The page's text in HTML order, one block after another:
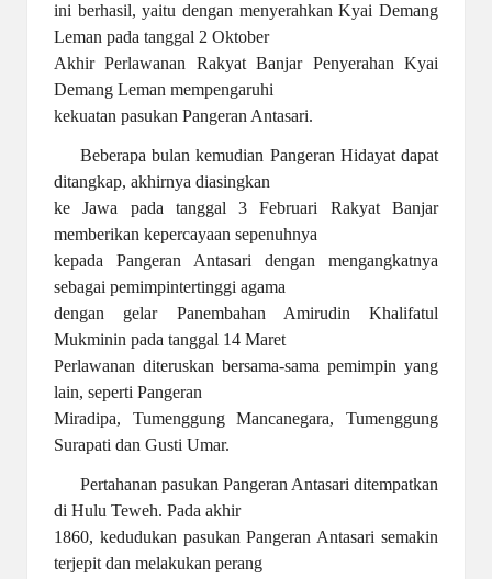
ini berhasil, yaitu dengan menyerahkan Kyai Demang
Leman pada tanggal 2 Oktober
Akhir Perlawanan Rakyat Banjar Penyerahan Kyai
Demang Leman mempengaruhi
kekuatan pasukan Pangeran Antasari.
Beberapa bulan kemudian Pangeran Hidayat dapat
ditangkap, akhirnya diasingkan
ke Jawa pada tanggal 3 Februari Rakyat Banjar
memberikan kepercayaan sepenuhnya
kepada Pangeran Antasari dengan mengangkatnya
sebagai pemimpintertinggi agama
dengan gelar Panembahan Amirudin Khalifatul
Mukminin pada tanggal 14 Maret
Perlawanan diteruskan bersama-sama pemimpin yang
lain, seperti Pangeran
Miradipa, Tumenggung Mancanegara, Tumenggung
Surapati dan Gusti Umar.
Pertahanan pasukan Pangeran Antasari ditempatkan
di Hulu Teweh. Pada akhir
1860, kedudukan pasukan Pangeran Antasari semakin
terjepit dan melakukan perang